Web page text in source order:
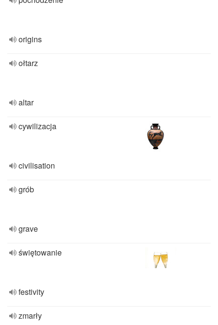
origins
ołtarz
altar
cywilizacja
civilisation
grób
grave
świętowanie
festivity
zmarły